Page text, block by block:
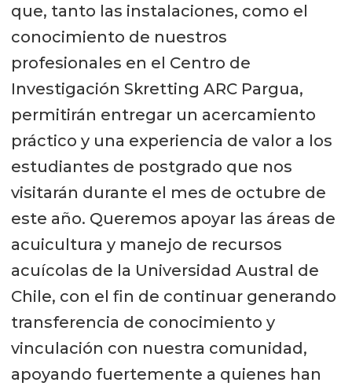
que, tanto las instalaciones, como el
conocimiento de nuestros
profesionales en el Centro de
Investigación Skretting ARC Pargua,
permitirán entregar un acercamiento
práctico y una experiencia de valor a los
estudiantes de postgrado que nos
visitarán durante el mes de octubre de
este año. Queremos apoyar las áreas de
acuicultura y manejo de recursos
acuícolas de la Universidad Austral de
Chile, con el fin de continuar generando
transferencia de conocimiento y
vinculación con nuestra comunidad,
apoyando fuertemente a quienes han